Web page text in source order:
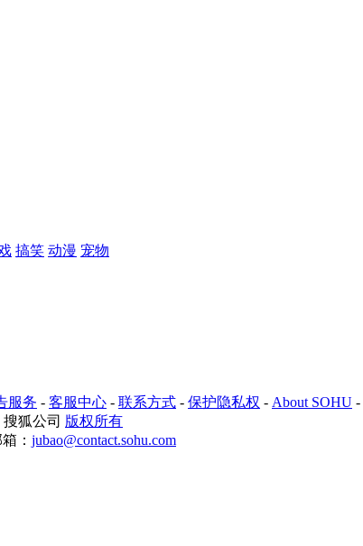
搞笑 动漫 宠物
服务 - 客服中心 - 联系方式 - 保护隐私权 - About SOHU -
搜狐公司 版权所有
： jubao@contact.sohu.com